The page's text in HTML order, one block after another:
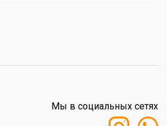
Мы в социальных сетях